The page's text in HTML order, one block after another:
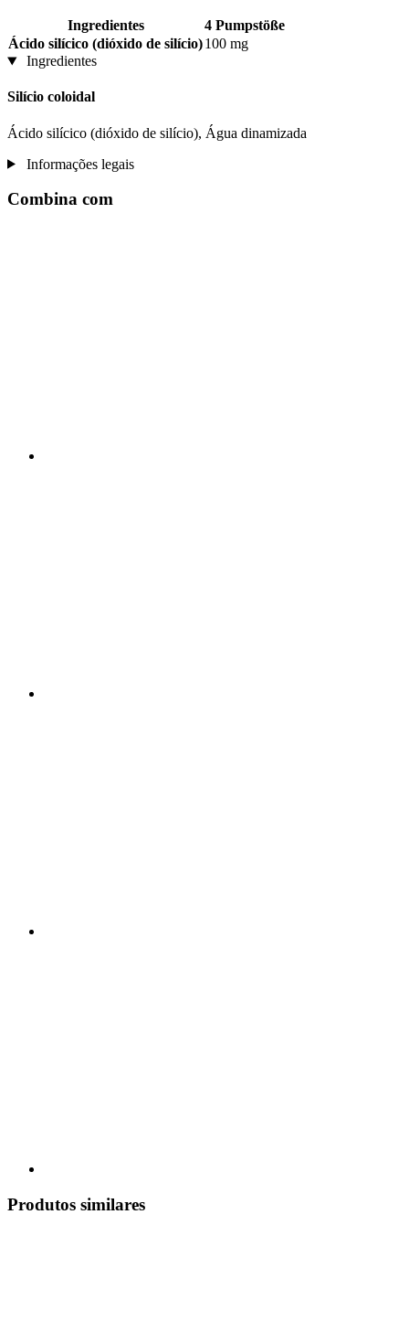
Ingredientes
4 Pumpstöße
Ácido silícico (dióxido de silício)100 mg
Ingredientes
Silício coloidal
Ácido silícico (dióxido de silício), Água dinamizada
Informações legais
Combina com
Produtos similares